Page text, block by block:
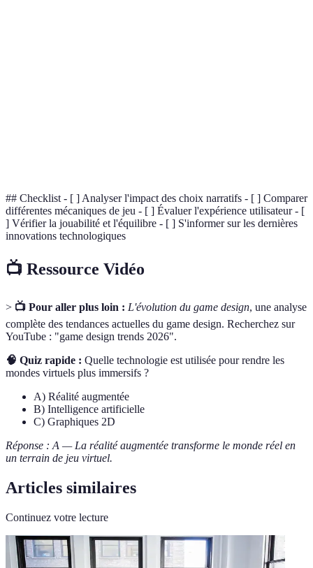
## Checklist - [ ] Analyser l'impact des choix narratifs - [ ] Comparer
différentes mécaniques de jeu - [ ] Évaluer l'expérience utilisateur - [
] Vérifier la jouabilité et l'équilibre - [ ] S'informer sur les dernières
innovations technologiques
📺 Ressource Vidéo
> 📺 Pour aller plus loin : L'évolution du game design, une analyse
complète des tendances actuelles du game design. Recherchez sur
YouTube : "game design trends 2026".
🧠 Quiz rapide : Quelle technologie est utilisée pour rendre les
mondes virtuels plus immersifs ?
A) Réalité augmentée
B) Intelligence artificielle
C) Graphiques 2D
Réponse : A — La réalité augmentée transforme le monde réel en
un terrain de jeu virtuel.
Articles similaires
Continuez votre lecture